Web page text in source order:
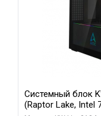
Системный блок
(Raptor Lake, Intel